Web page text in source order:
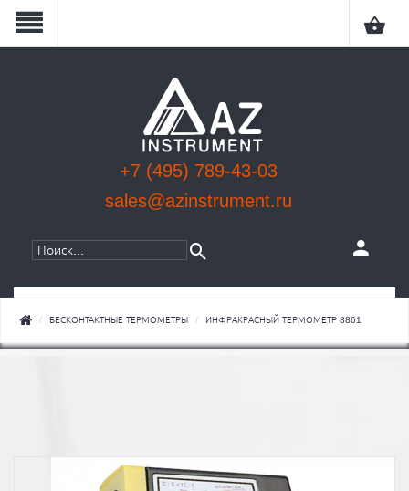
+7 (495) 789-43-03
sales@azinstrument.ru
БЕСКОНТАКТНЫЕ ТЕРМОМЕТРЫ ИНФРАКРАСНЫЙ ТЕРМОМЕТР 8861